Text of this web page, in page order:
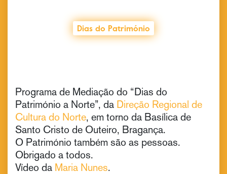
Dias do Património
Programa de Mediação do “Dias do
Património a Norte”, da Direção Regional de
Cultura do Norte, em torno da Basílica de
Santo Cristo de Outeiro, Bragança.
O Património também são as pessoas.
Obrigado a todos.
Vídeo da Maria Nunes.